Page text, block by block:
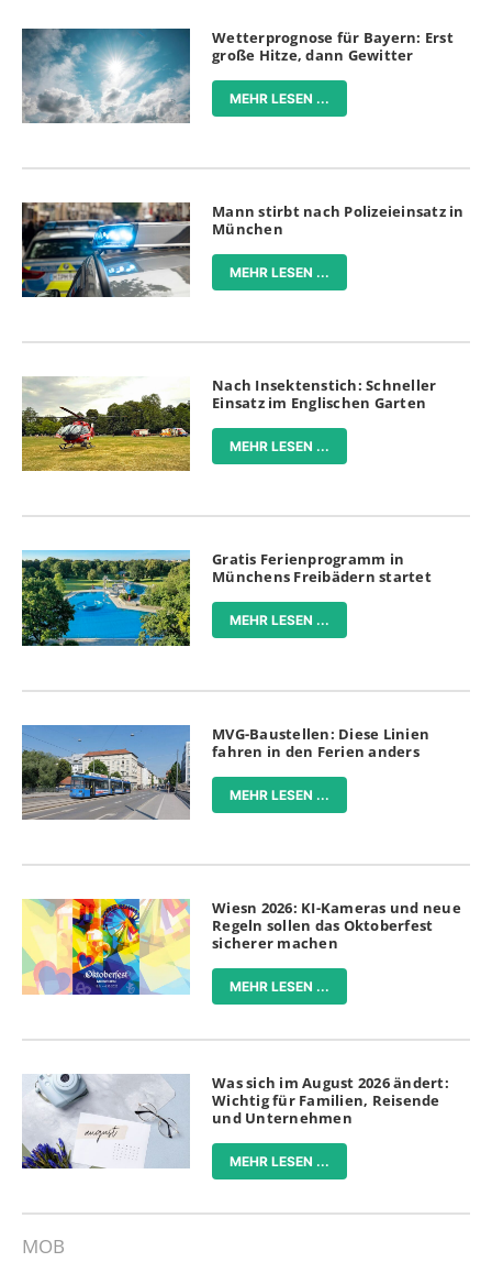
Wetterprognose für Bayern: Erst
große Hitze, dann Gewitter
MEHR LESEN ...
Mann stirbt nach Polizeieinsatz in
München
MEHR LESEN ...
Nach Insektenstich: Schneller
Einsatz im Englischen Garten
MEHR LESEN ...
Gratis Ferienprogramm in
Münchens Freibädern startet
MEHR LESEN ...
MVG-Baustellen: Diese Linien
fahren in den Ferien anders
MEHR LESEN ...
Wiesn 2026: KI-Kameras und neue
Regeln sollen das Oktoberfest
sicherer machen
MEHR LESEN ...
Was sich im August 2026 ändert:
Wichtig für Familien, Reisende
und Unternehmen
MEHR LESEN ...
MOB